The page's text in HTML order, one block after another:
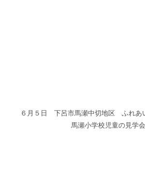
６月５日 下呂市馬瀬中切地区 ふれあ
馬瀬小学校児童の見学会